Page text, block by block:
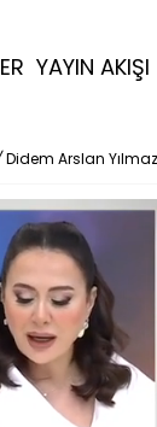
YAYIN AKIŞI
Didem Arslan